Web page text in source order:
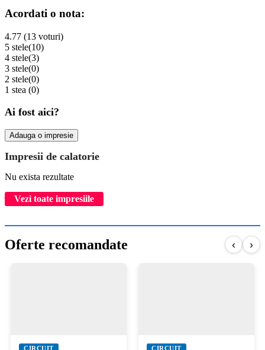
Acordati o nota:
4.77 (13 voturi)
5 stele(10)
4 stele(3)
3 stele(0)
2 stele(0)
1 stea (0)
Ai fost aici?
Adauga o impresie
Impresii de calatorie
Nu exista rezultate
Vezi toate impresiile
Oferte recomandate ‹ ›
CIRCUIT CIRCUIT